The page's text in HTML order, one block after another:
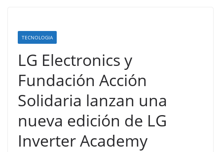
TECNOLOGIA
LG Electronics y
Fundación Acción
Solidaria lanzan una
nueva edición de LG
Inverter Academy